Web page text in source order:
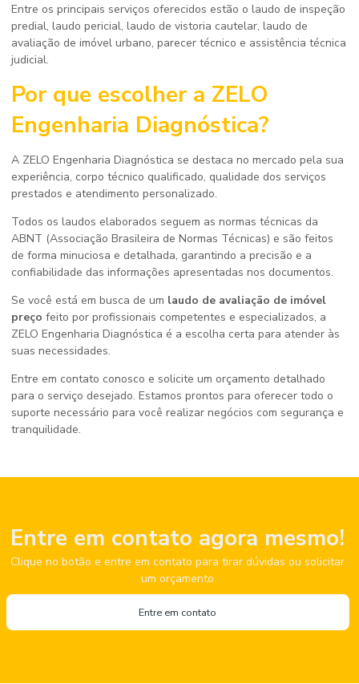
Entre os principais serviços oferecidos estão o laudo de inspeção
predial, laudo pericial, laudo de vistoria cautelar, laudo de
avaliação de imóvel urbano, parecer técnico e assistência técnica
judicial.
Por que escolher a ZELO
Engenharia Diagnóstica?
A ZELO Engenharia Diagnóstica se destaca no mercado pela sua
experiência, corpo técnico qualificado, qualidade dos serviços
prestados e atendimento personalizado.
Todos os laudos elaborados seguem as normas técnicas da
ABNT (Associação Brasileira de Normas Técnicas) e são feitos
de forma minuciosa e detalhada, garantindo a precisão e a
confiabilidade das informações apresentadas nos documentos.
Se você está em busca de um laudo de avaliação de imóvel
preço feito por profissionais competentes e especializados, a
ZELO Engenharia Diagnóstica é a escolha certa para atender às
suas necessidades.
Entre em contato conosco e solicite um orçamento detalhado
para o serviço desejado. Estamos prontos para oferecer todo o
suporte necessário para você realizar negócios com segurança e
tranquilidade.
Entre em contato agora mesmo!
Clique no botão e entre em contato para tirar dúvidas ou solicitar
um orçamento
Entre em contato